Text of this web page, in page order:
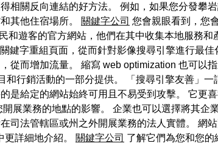
相關反向連結的好方法。 例如，如果您分發攀
其他住宿場所。 關鍵字公司 您會親眼看到，您
和遊客的官方網站，他們在其中收集本地服務
鍵字重組頁面，從而針對影像搜尋引擎進行最
從而增加流量。 縮寫 web optimization 也可以
和行銷活動的一部分提供。 「搜尋引擎友善」
是給定的網站始終可用且不易受到攻擊。 它更
展業務的地點的影響。 企業也可以選擇將其
司法管轄區或州之外開展業務的法人實體。 網
更詳細地介紹。 關鍵字公司 了解它們為您和您